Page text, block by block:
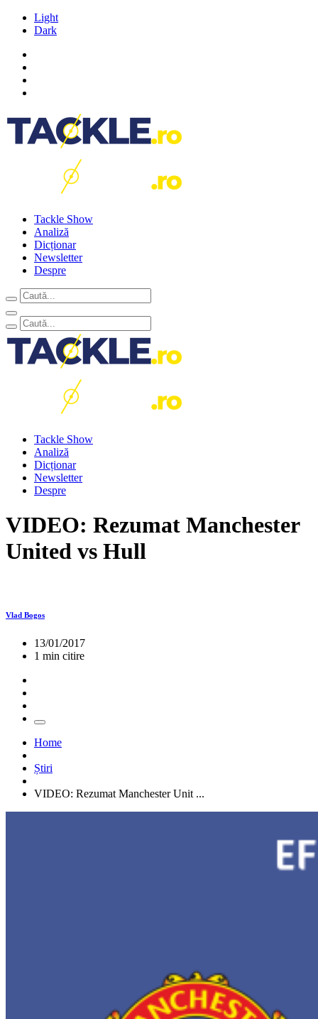
Light
Dark
Tackle Show
Analiză
Dicționar
Newsletter
Despre
Tackle Show
Analiză
Dicționar
Newsletter
Despre
VIDEO: Rezumat Manchester
United vs Hull
Vlad Bogos
13/01/2017
1 min citire
Home
Știri
VIDEO: Rezumat Manchester Unit ...